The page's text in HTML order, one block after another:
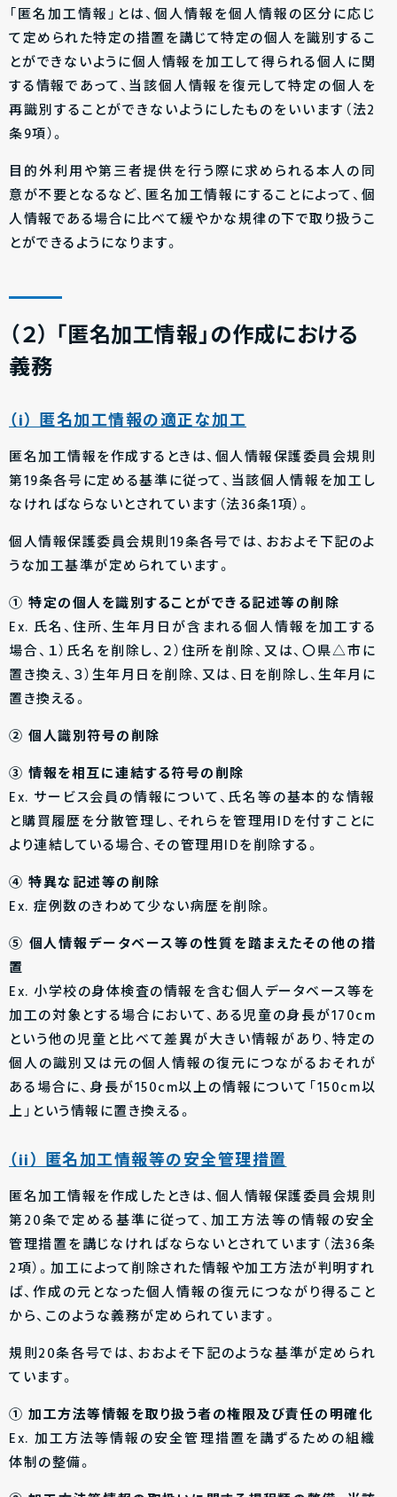
「匿名加工情報」とは、個人情報を個人情報の区分に応じ
て定められた特定の措置を講じて特定の個人を識別するこ
とができないように個人情報を加工して得られる個人に関
する情報であって、当該個人情報を復元して特定の個人を
再識別することができないようにしたものをいいます（法2
条9項）。
目的外利用や第三者提供を行う際に求められる本人の同
意が不要となるなど、匿名加工情報にすることによって、個
人情報である場合に比べて緩やかな規律の下で取り扱うこ
とができるようになります。
（２） 「匿名加工情報」の作成における
義務
（i） 匿名加工情報の適正な加工
匿名加工情報を作成するときは、個人情報保護委員会規則
第19条各号に定める基準に従って、当該個人情報を加工し
なければならないとされています（法36条1項）。
個人情報保護委員会規則19条各号では、おおよそ下記のよ
うな加工基準が定められています。
① 特定の個人を識別することができる記述等の削除
Ex. 氏名、住所、生年月日が含まれる個人情報を加工する
場合、１）氏名を削除し、２）住所を削除、又は、〇県△市に
置き換え、３）生年月日を削除、又は、日を削除し、生年月に
置き換える。
② 個人識別符号の削除
③ 情報を相互に連結する符号の削除
Ex. サービス会員の情報について、氏名等の基本的な情報
と購買履歴を分散管理し、それらを管理用IDを付すことに
より連結している場合、その管理用IDを削除する。
④ 特異な記述等の削除
Ex. 症例数のきわめて少ない病歴を削除。
⑤ 個人情報データベース等の性質を踏まえたその他の措
置
Ex. 小学校の身体検査の情報を含む個人データベース等を
加工の対象とする場合において、ある児童の身長が170cm
という他の児童と比べて差異が大きい情報があり、特定の
個人の識別又は元の個人情報の復元につながるおそれが
ある場合に、身長が150cm以上の情報について「150cm以
上」という情報に置き換える。
（ii） 匿名加工情報等の安全管理措置
匿名加工情報を作成したときは、個人情報保護委員会規則
第20条で定める基準に従って、加工方法等の情報の安全
管理措置を講じなければならないとされています（法36条
2項）。加工によって削除された情報や加工方法が判明すれ
ば、作成の元となった個人情報の復元につながり得ること
から、このような義務が定められています。
規則20条各号では、おおよそ下記のような基準が定められ
ています。
① 加工方法等情報を取り扱う者の権限及び責任の明確化
Ex. 加工方法等情報の安全管理措置を講ずるための組織
体制の整備。